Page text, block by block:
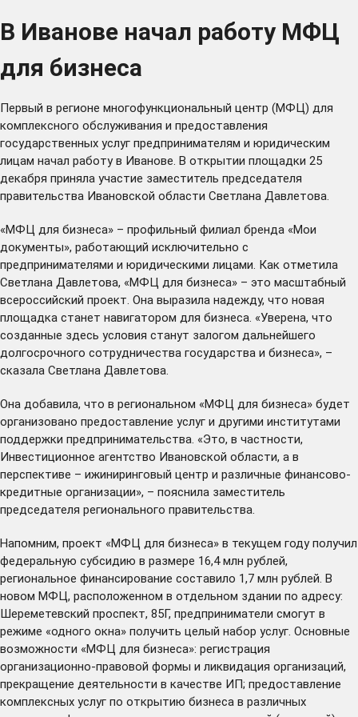
В Иванове начал работу МФЦ
для бизнеса
Первый в регионе многофункциональный центр (МФЦ) для
комплексного обслуживания и предоставления
государственных услуг предпринимателям и юридическим
лицам начал работу в Иванове. В открытии площадки 25
декабря приняла участие заместитель председателя
правительства Ивановской области Светлана Давлетова.
«МФЦ для бизнеса» – профильный филиал бренда «Мои
документы», работающий исключительно с
предпринимателями и юридическими лицами. Как отметила
Светлана Давлетова, «МФЦ для бизнеса» – это масштабный
всероссийский проект. Она выразила надежду, что новая
площадка станет навигатором для бизнеса. «Уверена, что
созданные здесь условия станут залогом дальнейшего
долгосрочного сотрудничества государства и бизнеса», –
сказала Светлана Давлетова.
Она добавила, что в региональном «МФЦ для бизнеса» будет
организовано предоставление услуг и другими институтами
поддержки предпринимательства. «Это, в частности,
Инвестиционное агентство Ивановской области, а в
перспективе – ижиниринговый центр и различные финансово-
кредитные организации», – пояснила заместитель
председателя регионального правительства.
Напомним, проект «МФЦ для бизнеса» в текущем году получил
федеральную субсидию в размере 16,4 млн рублей,
региональное финансирование составило 1,7 млн рублей. В
новом МФЦ, расположенном в отдельном здании по адресу:
Шереметевский проспект, 85Г, предприниматели смогут в
режиме «одного окна» получить целый набор услуг. Основные
возможности «МФЦ для бизнеса»: регистрация
организационно-правовой формы и ликвидация организаций,
прекращение деятельности в качестве ИП; предоставление
комплексных услуг по открытию бизнеса в различных